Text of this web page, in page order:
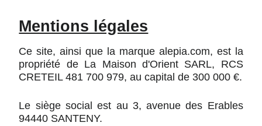
Mentions légales
Ce site, ainsi que la marque alepia.com, est la
propriété de La Maison d'Orient SARL, RCS
CRETEIL 481 700 979, au capital de 300 000 €.
Le siège social est au 3, avenue des Erables
94440 SANTENY.